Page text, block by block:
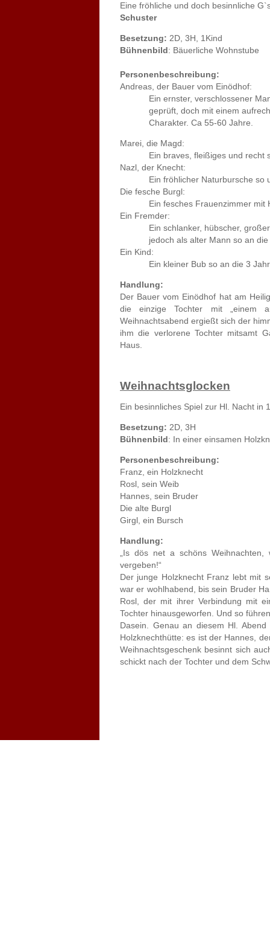
Eine fröhliche und doch besinnliche
Schuster
Besetzung: 2D, 3H, 1Kind
Bühnenbild: Bäuerliche Wohnstube
Personenbeschreibung:
Andreas, der Bauer vom Einödhof:
Ein ernster, verschlossener
geprüft, doch mit einem
Charakter. Ca 55-60 Jahre.
Marei, die Magd:
Ein braves, fleißiges und recht
Nazl, der Knecht:
Ein fröhlicher Naturbursche so
Die fesche Burgl:
Ein fesches Frauenzimmer mit
Ein Fremder:
Ein schlanker, hübscher, großer
jedoch als alter Mann so an die
Ein Kind:
Ein kleiner Bub so an die 3 Jahre
Handlung:
Der Bauer vom Einödhof hat am
die einzige Tochter mit „einem
Weihnachtsabend ergießt sich der
ihm die verlorene Tochter mitsamt
Haus.
Weihnachtsglocken
Ein besinnliches Spiel zur Hl. Nacht in
Besetzung: 2D, 3H
Bühnenbild: In einer einsamen
Personenbeschreibung:
Franz, ein Holzknecht
Rosl, sein Weib
Hannes, sein Bruder
Die alte Burgl
Girgl, ein Bursch
Handlung:
„Is dös net a schöns Weihnachten,
vergeben!“
Der junge Holzknecht Franz lebt mit
war er wohlhabend, bis sein Bruder
Rosl, der mit ihrer Verbindung mit
Tochter hinausgeworfen. Und so
Dasein. Genau an diesem Hl.
Holzknechthütte: es ist der Hannes,
Weihnachtsgeschenk besinnt sich
schickt nach der Tochter und dem